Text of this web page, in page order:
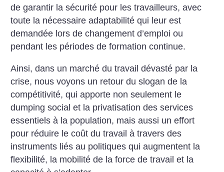
de garantir la sécurité pour les travailleurs, avec
toute la nécessaire adaptabilité qui leur est
demandée lors de changement d’emploi ou
pendant les périodes de formation continue.
Ainsi, dans un marché du travail dévasté par la
crise, nous voyons un retour du slogan de la
compétitivité, qui apporte non seulement le
dumping social et la privatisation des services
essentiels à la population, mais aussi un effort
pour réduire le coût du travail à travers des
instruments liés au politiques qui augmentent la
flexibilité, la mobilité de la force de travail et la